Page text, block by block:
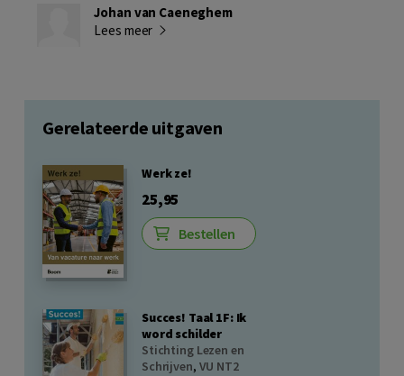
Johan van Caeneghem
Lees meer
Gerelateerde uitgaven
Werk ze!
25,95
Bestellen
Succes! Taal 1F: Ik
word schilder
Stichting Lezen en
Schrijven, VU NT2